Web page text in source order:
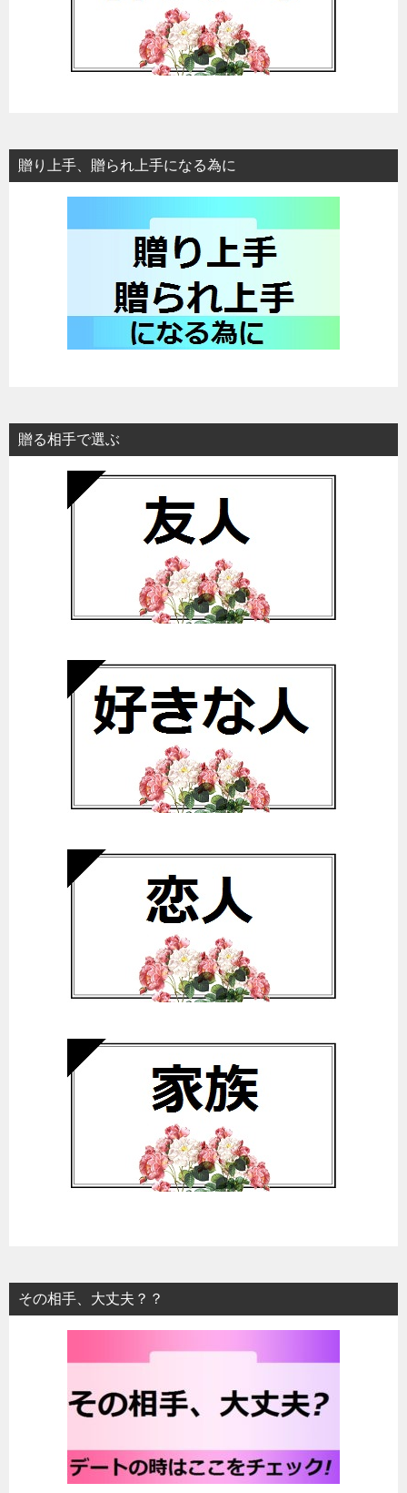
贈り上手、贈られ上手になる為に
贈る相手で選ぶ
その相手、大丈夫？？